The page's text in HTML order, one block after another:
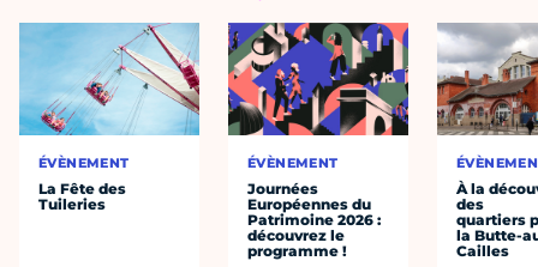
ÉVÈNEMENT
La Fête des
Tuileries
ÉVÈNEMENT
Journées
Européennes du
Patrimoine 2026 :
découvrez le
programme !
À la
des
quartiers
la Butte-
Cailles